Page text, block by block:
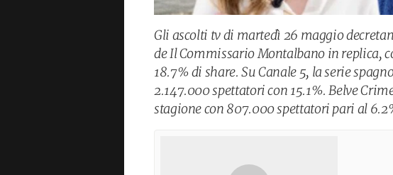
Gli ascolti tv di martedì 26 maggio
de Il Commissario Montalbano in replica,
18.7% di share. Su Canale 5, la serie
2.147.000 spettatori con 15.1%. Belve
stagione con 807.000 spettatori pari al